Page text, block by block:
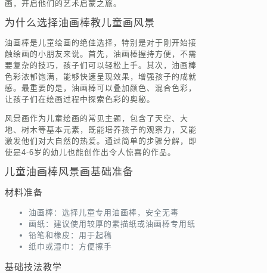
画，开启他们的艺术启蒙之旅。
为什么选择油画棒教儿童画风景
油画棒是儿童绘画的绝佳选择，特别是对于刚开始接
触绘画的小朋友来说。首先，油画棒握持方便，不需
要复杂的技巧，孩子们可以轻松上手。其次，油画棒
色彩浓郁饱满，能够快速呈现效果，增强孩子的成就
感。最重要的是，油画棒可以叠加颜色、混合色彩，
让孩子们在绘画过程中探索色彩的奥秘。
风景画作为儿童绘画的常见主题，包含了天空、大
地、树木等基本元素，既能培养孩子的观察力，又能
激发他们对大自然的热爱。通过简单的步骤分解，即
使是4-6岁的幼儿也能创作出令人惊喜的作品。
儿童油画棒风景画基础准备
材料准备
油画棒：选择儿童专用油画棒，安全无毒
画纸：建议使用较厚的素描纸或油画棒专用纸
铅笔和橡皮：用于起稿
纸巾或湿巾：方便擦手
基础技法教学